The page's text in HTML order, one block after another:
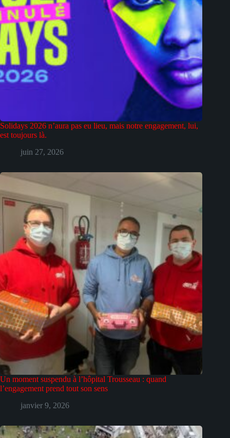
Solidays 2026 n’aura pas eu lieu, mais notre engagement, lui,
est toujours là.
juin 27, 2026
Un moment suspendu à l’hôpital Trousseau : quand
l’engagement prend tout son sens
janvier 9, 2026